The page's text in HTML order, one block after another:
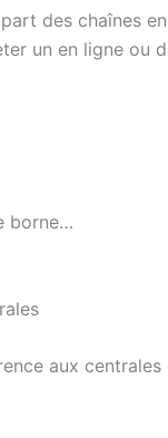
des chaînes
un en ligne ou
borne…
aux